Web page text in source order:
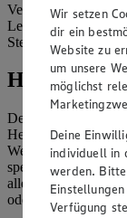
Lehmann
Stefan Legat
Hinweise
Der Inhalt dieser
Herausgeber
Website
speichern und zu
allerdings die
oder Grafiken aus
Wir setzen
dir ein
Website zu
um unsere
möglichst
Deine
individuell in
werden.
Verfügung